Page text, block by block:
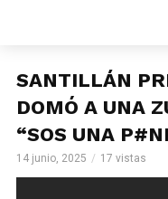
SANTILLÁN
DOMÓ A UNA
“SOS UNA
14 junio, 2025 17 vistas